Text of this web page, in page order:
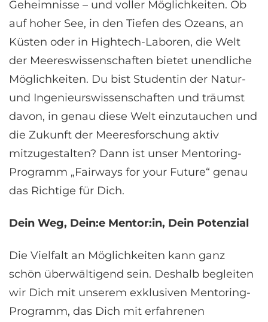
Geheimnisse – und voller Möglichkeiten. Ob
auf hoher See, in den Tiefen des Ozeans, an
Küsten oder in Hightech-Laboren, die Welt
der Meereswissenschaften bietet unendliche
Möglichkeiten. Du bist Studentin der Natur-
und Ingenieurswissenschaften und träumst
davon, in genau diese Welt einzutauchen und
die Zukunft der Meeresforschung aktiv
mitzugestalten? Dann ist unser Mentoring-
Programm „Fairways for your Future“ genau
das Richtige für Dich.
Dein Weg, Dein:e Mentor:in, Dein Potenzial
Die Vielfalt an Möglichkeiten kann ganz
schön überwältigend sein. Deshalb begleiten
wir Dich mit unserem exklusiven Mentoring-
Programm, das Dich mit erfahrenen